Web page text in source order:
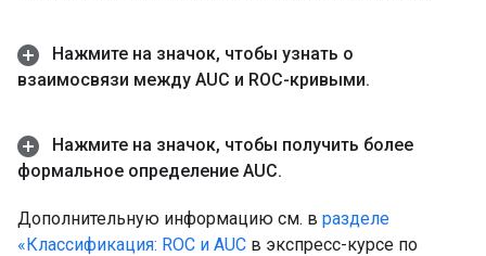
Нажмите на значок, чтобы узнать о
взаимосвязи между AUC и ROC-кривыми.
Нажмите на значок, чтобы получить более
формальное определение AUC.
Дополнительную информацию см. в разделе
«Классификация: ROC и AUC в экспресс-курсе по